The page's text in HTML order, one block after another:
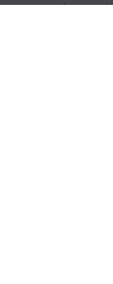
2026 2025